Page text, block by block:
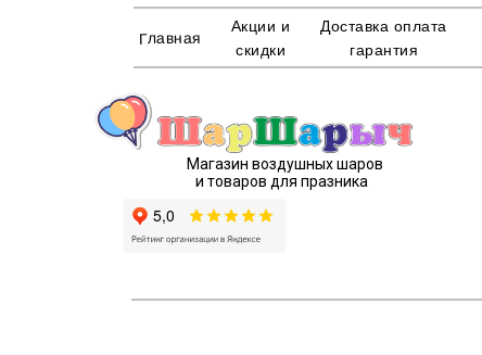
Главная
Доставка оплата
гарантия
Акции и
скидки
Магазин воздушных шаров
и товаров для празника